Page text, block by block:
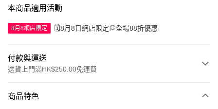
本商品適用活動
8月8網店限定 🗓️8月8日網店限定💭全場88折優惠
付款與運送
送貨上門滿HK$250.00免運費
信用卡
商品特色